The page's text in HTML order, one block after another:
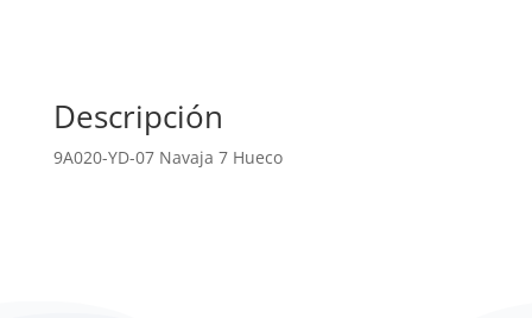
Descripción
9A020-YD-07 Navaja 7 Hueco